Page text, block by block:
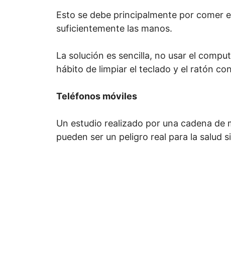
Esto se debe principalmente por comer
suficientemente las manos.
La solución es sencilla, no usar el
hábito de limpiar el teclado y el ratón
Teléfonos móviles
Un estudio realizado por una cadena de
pueden ser un peligro real para la salud